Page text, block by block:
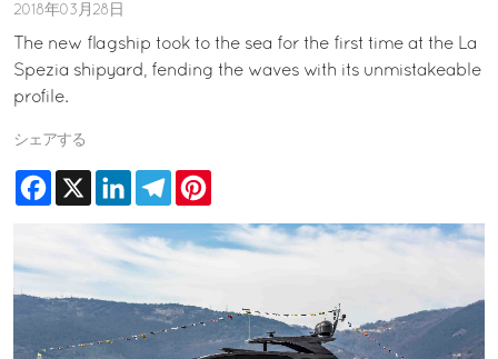
2018年03月28日
The new flagship took to the sea for the first time at the La
Spezia shipyard, fending the waves with its unmistakeable
profile.
シェアする
Facebook
X LinkedInTelegram